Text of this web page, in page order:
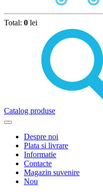
Total: 0 lei
Catalog produse
Despre noi
Plata si livrare
Informatie
Contacte
Magazin suvenire
Nou